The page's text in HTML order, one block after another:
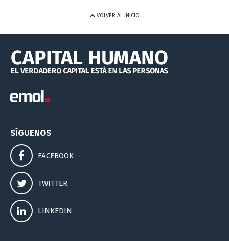
VOLVER AL INICIO
SÍGUENOS
FACEBOOK
TWITTER
LINKEDIN